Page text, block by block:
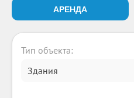
АРЕНДА
Тип объекта:
Здания